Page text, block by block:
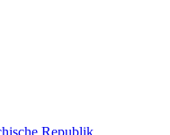
Republik